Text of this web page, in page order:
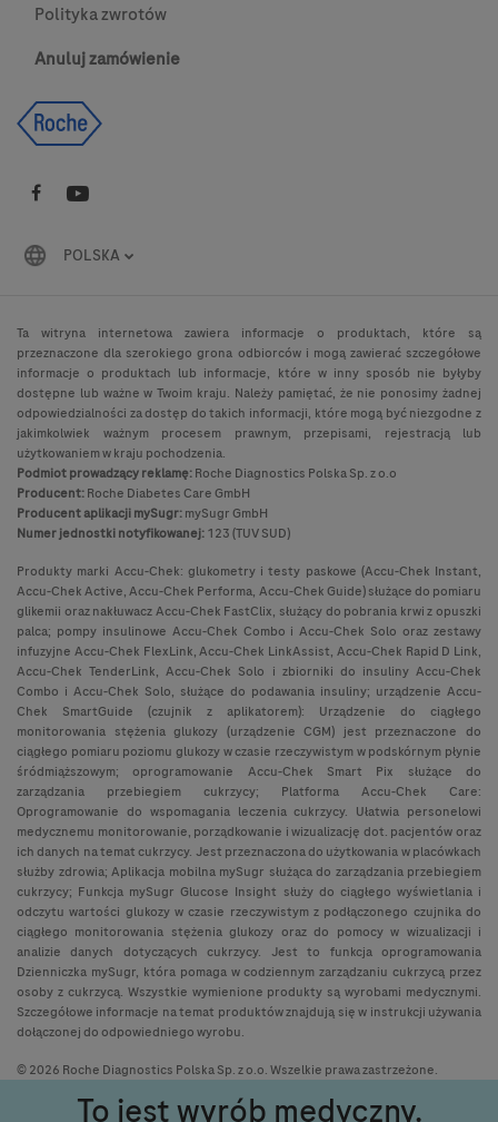
Polityka zwrotów
Anuluj zamówienie
POLSKA
Ta witryna internetowa zawiera informacje o produktach, które są
przeznaczone dla szerokiego grona odbiorców i mogą zawierać szczegółowe
informacje o produktach lub informacje, które w inny sposób nie byłyby
dostępne lub ważne w Twoim kraju. Należy pamiętać, że nie ponosimy żadnej
odpowiedzialności za dostęp do takich informacji, które mogą być niezgodne z
jakimkolwiek ważnym procesem prawnym, przepisami, rejestracją lub
użytkowaniem w kraju pochodzenia.
Podmiot prowadzący reklamę:Roche Diagnostics Polska Sp. z o.o
Producent:Roche Diabetes Care GmbH
Producent aplikacji mySugr:mySugr GmbH
Numer jednostki notyfikowanej:123 (TUV SUD)
Produkty marki Accu-Chek: glukometry i testy paskowe (Accu-Chek Instant,
Accu-Chek Active, Accu-Chek Performa, Accu-Chek Guide) służące do pomiaru
glikemii oraz nakłuwacz Accu-Chek FastClix, służący do pobrania krwi z opuszki
palca; pompy insulinowe Accu-Chek Combo i Accu-Chek Solo oraz zestawy
infuzyjne Accu-Chek FlexLink, Accu-Chek LinkAssist, Accu-Chek Rapid D Link,
Accu-Chek TenderLink, Accu-Chek Solo i zbiorniki do insuliny Accu-Chek
Combo i Accu-Chek Solo, służące do podawania insuliny; urządzenie Accu-
Chek SmartGuide (czujnik z aplikatorem): Urządzenie do ciągłego
monitorowania stężenia glukozy (urządzenie CGM) jest przeznaczone do
ciągłego pomiaru poziomu glukozy w czasie rzeczywistym w podskórnym płynie
śródmiąższowym; oprogramowanie Accu-Chek Smart Pix służące do
zarządzania przebiegiem cukrzycy; Platforma Accu-Chek Care:
Oprogramowanie do wspomagania leczenia cukrzycy. Ułatwia personelowi
medycznemu monitorowanie, porządkowanie i wizualizację dot. pacjentów oraz
ich danych na temat cukrzycy. Jest przeznaczona do użytkowania w placówkach
służby zdrowia; Aplikacja mobilna mySugr służąca do zarządzania przebiegiem
cukrzycy; Funkcja mySugr Glucose Insight służy do ciągłego wyświetlania i
odczytu wartości glukozy w czasie rzeczywistym z podłączonego czujnika do
ciągłego monitorowania stężenia glukozy oraz do pomocy w wizualizacji i
analizie danych dotyczących cukrzycy. Jest to funkcja oprogramowania
Dzienniczka mySugr, która pomaga w codziennym zarządzaniu cukrzycą przez
osoby z cukrzycą. Wszystkie wymienione produkty są wyrobami medycznymi.
Szczegółowe informacje na temat produktów znajdują się w instrukcji używania
dołączonej do odpowiedniego wyrobu.
© 2026 Roche Diagnostics Polska Sp. z o.o. Wszelkie prawa zastrzeżone.
To jest wyrób medyczny.